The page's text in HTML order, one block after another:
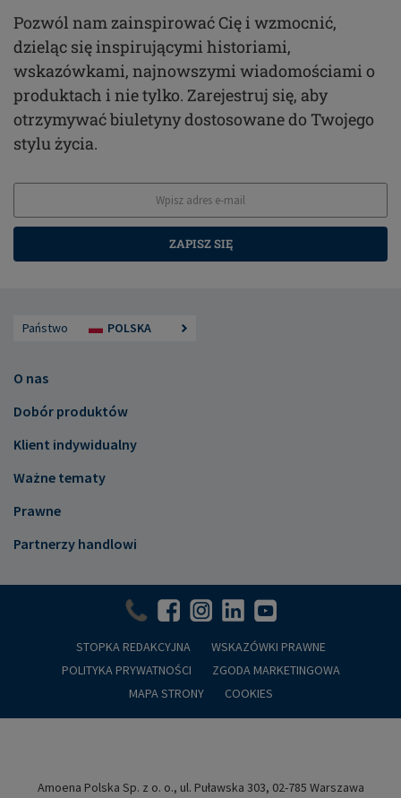
Pozwól nam zainspirować Cię i wzmocnić,
dzieląc się inspirującymi historiami,
wskazówkami, najnowszymi wiadomościami o
produktach i nie tylko. Zarejestruj się, aby
otrzymywać biuletyny dostosowane do Twojego
stylu życia.
ZAPISZ SIĘ
Państwo POLSKA
O nas
Dobór produktów
Klient indywidualny
Ważne tematy
Prawne
Partnerzy handlowi
STOPKA REDAKCYJNA
WSKAZÓWKI PRAWNE
POLITYKA PRYWATNOŚCI
ZGODA MARKETINGOWA
MAPA STRONY
COOKIES
Amoena Polska Sp. z o. o., ul. Puławska 303, 02-785 Warszawa